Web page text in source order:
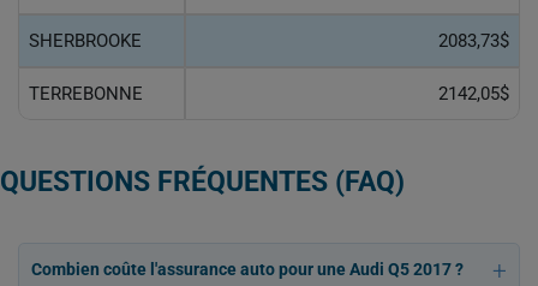
SHERBROOKE 2083,73$
TERREBONNE 2142,05$
QUESTIONS FRÉQUENTES (FAQ)
Combien coûte l'assurance auto pour une Audi Q5 2017 ?